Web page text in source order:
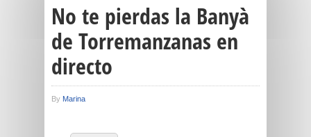
No te pierdas la Banyà
de Torremanzanas en
directo
By Marina